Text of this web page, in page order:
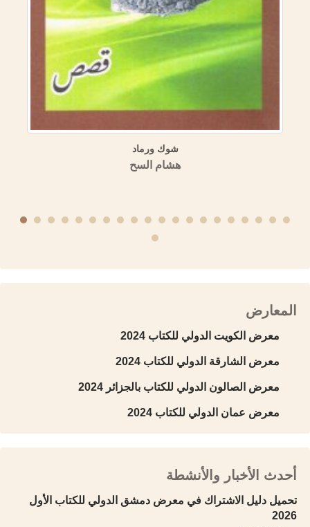
منهجية الكتابة التاريخية عند ابن عساكر وابن العديم
منشورات الجمعية التاريخية السورية
المعارض
معرض الكويت الدولي للكتاب 2024
معرض الشارقة الدولي للكتاب 2024
معرض الصالون الدولي للكتاب بالجزائر 2024
معرض عمان الدولي للكتاب 2024
أحدث الأخبار والأنشطة
تحميل دليل الاشتراك في معرض دمشق الدولي للكتاب الأول
2026